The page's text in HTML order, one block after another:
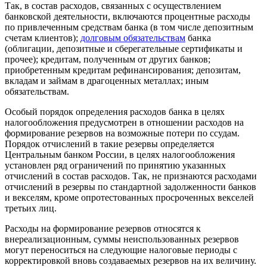
Так, в состав расходов, связанных с осуществлением
банковской деятельности, включаются процентные расходы
по привлеченным средствам банка (в том числе депозитным
счетам клиентов); долговым обязательствам банка
(облигации, депозитные и сберегательные сертификаты и
прочее); кредитам, полученным от других банков;
приобретенным кредитам рефинансирования; депозитам,
вкладам и займам в драгоценных металлах; иным
обязательствам.
Особый порядок определения расходов банка в целях
налогообложения предусмотрен в отношении расходов на
формирование резервов на возможные потери по ссудам.
Порядок отчислений в такие резервы определяется
Центральным банком России, в целях налогообложения
установлен ряд ограничений по принятию указанных
отчислений в состав расходов. Так, не признаются расходами
отчислений в резервы по стандартной задолженности банков
и векселям, кроме опротестованных просроченных векселей
третьих лиц.
Расходы на формирование резервов относятся к
внереализационным, суммы неиспользованных резервов
могут переноситься на следующие налоговые периоды с
корректировкой вновь создаваемых резервов на их величину.